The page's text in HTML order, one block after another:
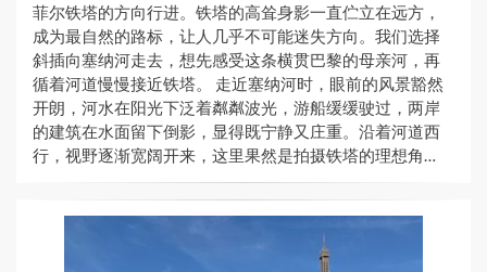
菲尔铁塔的方向行进。铁塔的高耸身影一直伫立在远方，
成为最自然的路标，让人几乎不可能迷失方向。我们选择
斜插向塞纳河走去，想先感受这条横贯巴黎的母亲河，再
循着河道慢慢接近铁塔。 走近塞纳河时，眼前的风景豁然
开朗，河水在阳光下泛着粼粼波光，游船缓缓驶过，两岸
的建筑在水面留下倒影，显得既宁静又庄重。沿着河道西
行，视野逐渐宽阔开来，这里果然是拍摄铁塔的理想角…